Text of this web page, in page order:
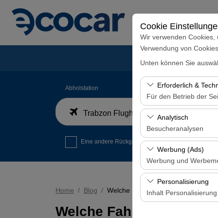
Cookie
Wir verwenden
Verwendung von
Unten können Sie
Erforderlich &
Für den Betrieb der
Diese Cookies sind
und grundlegende
Analytisch
Besucheranalysen
Diese Cookies
Seiten,
Benutzererfahrung
Werbung (Ads)
Werbung und
Diese Cookies
und die Wirksamkeit
Personalisierung
Inhalt Personalisierung
Abholstation
Trabzon Flughafen Inlandsankunftsterminal
Eine andere Rückgabestation auswählen
Home Blog Welche Fahrzeugregeln Müssen
Welche Fahrzeugregeln